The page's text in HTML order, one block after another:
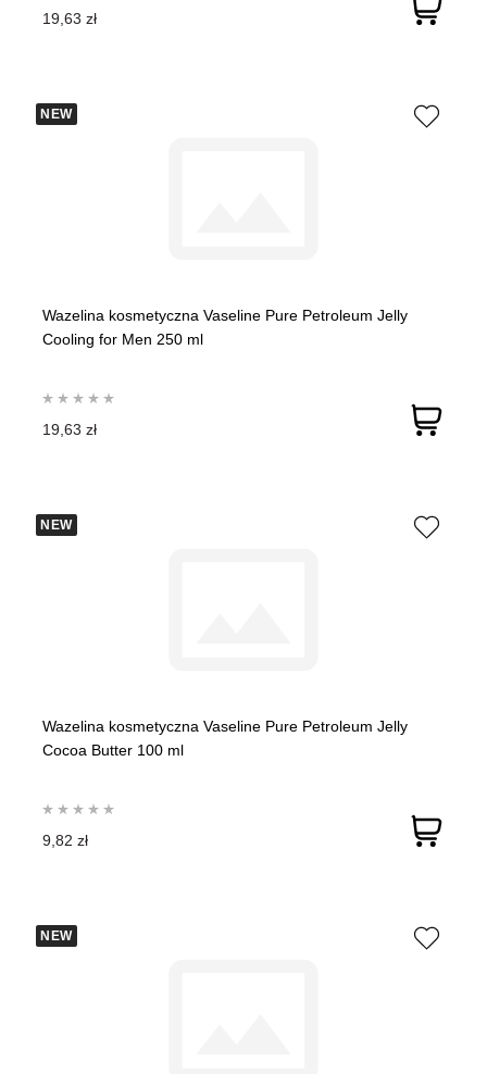
19,63 zł
NEW
Wazelina kosmetyczna Vaseline Pure Petroleum Jelly
Cooling for Men 250 ml
19,63 zł
NEW
Wazelina kosmetyczna Vaseline Pure Petroleum Jelly
Cocoa Butter 100 ml
9,82 zł
NEW